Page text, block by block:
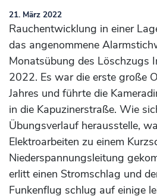
21. März 2022
Rauchentwicklung in einer
das angenommene
Monatsübung des Löschzugs
2022. Es war die erste große
Jahres und führte die
in die Kapuzinerstraße. Wie
Übungsverlauf herausstelle,
Elektroarbeiten zu einem
Niederspannungsleitung
erlitt einen Stromschlag und
Funkenflug schlug auf einige